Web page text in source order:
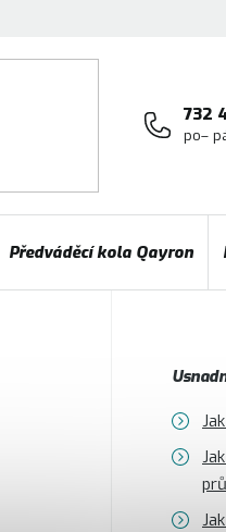
732
po–
Předváděcí kola Qayron